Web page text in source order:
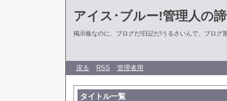
アイス･ブルー!管理人の
掲示板なのに、ブログだ!日記だ!うるさいんで、ブログ
戻る RSS 管理者用
タイトル一覧